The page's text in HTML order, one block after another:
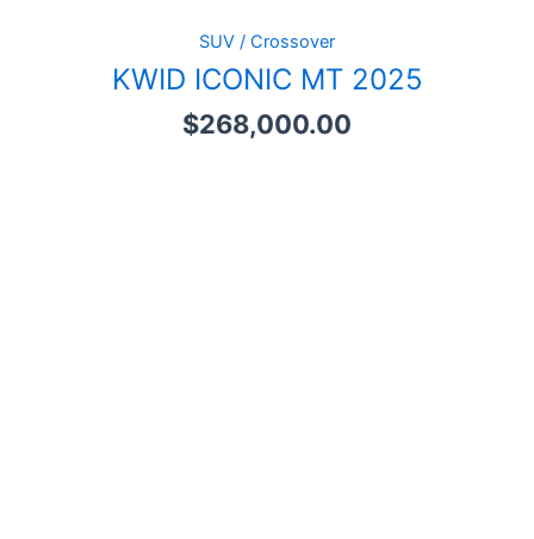
SUV / Crossover
KWID ICONIC MT 2025
$268,000.00